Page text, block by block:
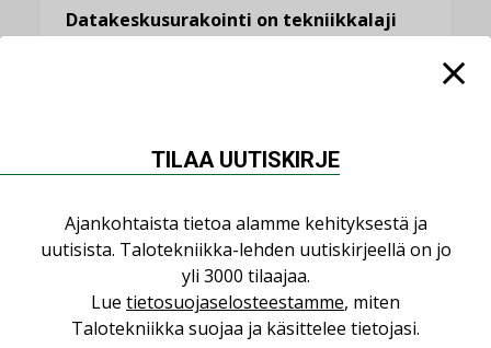
Datakeskusurakointi on tekniikkalaji
saman katon alle”
Sähköistyminen kasvaa voimakkaasti:
”Tulevat kilpailuedut syntyvät, kun
erilliset teknologiat tuodaan yhteen”
AJANKOHTAISTA,TILAAJILLE
TILAA UUTISKIRJE
Ajankohtaista tietoa alamme kehityksestä ja
uutisista. Talotekniikka-lehden uutiskirjeellä on jo
yli 3000 tilaajaa.
Lue tietosuojaselosteestamme, miten
Talotekniikka suojaa ja käsittelee tietojasi.